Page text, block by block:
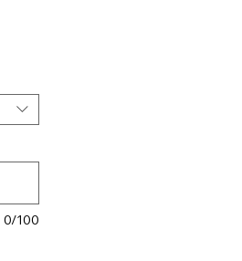
0/100